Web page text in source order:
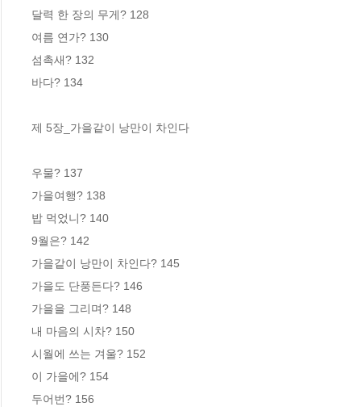
달력 한 장의 무게? 128
여름 연가? 130
섬촉새? 132
바다? 134
제 5장_가을같이 낭만이 차인다
우물? 137
가을여행? 138
밥 먹었니? 140
9월은? 142
가을같이 낭만이 차인다? 145
가을도 단풍든다? 146
가을을 그리며? 148
내 마음의 시차? 150
시월에 쓰는 겨울? 152
이 가을에? 154
두어번? 156